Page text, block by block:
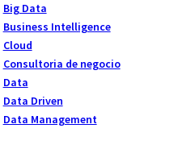
Big Data
Business Intelligence
Cloud
Consultoria de negocio
Data
Data Driven
Data Management